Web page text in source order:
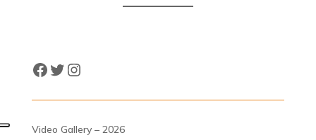
Facebook
Twitter
Instagram
Video Gallery – 2026